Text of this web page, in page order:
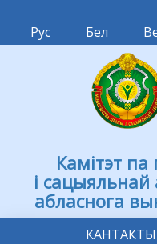
Рус
Бел
Камітэт па
і сацыяльнай
абласнога
КАНТАКТЫ